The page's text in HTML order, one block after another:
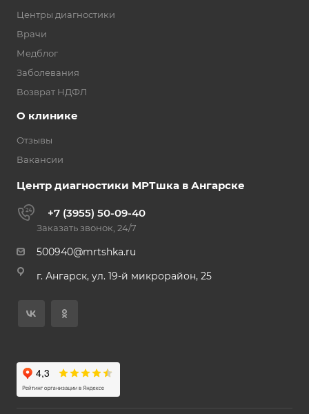
Центры диагностики
Врачи
Медблог
Заболевания
Возврат НДФЛ
О клинике
Отзывы
Вакансии
Центр диагностики МРТшка в Ангарске
+7 (3955) 50-09-40
Заказать звонок, 24/7
500940@mrtshka.ru
г. Ангарск, ул. 19-й микрорайон, 25